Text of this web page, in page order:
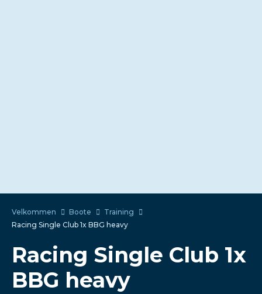
Velkommen Boote
Training
Racing Single Club 1x BBG heavy
Racing Single Club 1x
BBG heavy